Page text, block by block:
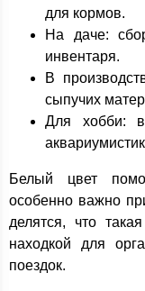
для кормов.
На даче:
инвентаря.
В
сыпучих
Для хобби:
Белый цвет
особенно важно
делятся, что
находкой для
поездок.